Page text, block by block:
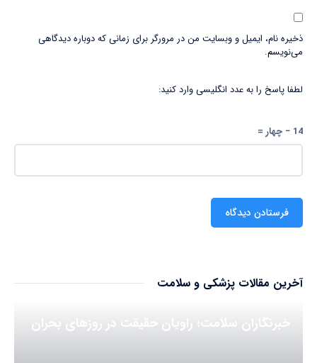
ذخیره نام، ایمیل و وبسایت من در مرورگر برای زمانی که دوباره دیدگاهی
می‌نویسم.
لطفا پاسخ را به عدد انگلیسی وارد کنید:
14 − چهار =
آخرین مقالات پزشکی و سلامت
خبرنگاران سلامت؛ راویان حقیقت در روزهای بحران